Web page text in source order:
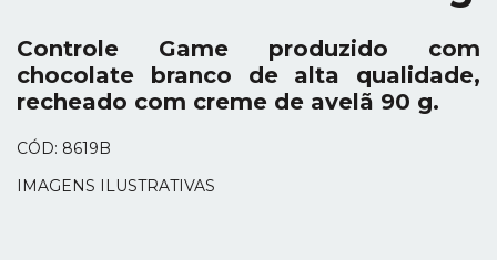
Controle Game produzido com
chocolate branco de alta qualidade,
recheado com creme de avelã 90 g.
CÓD: 8619B
IMAGENS ILUSTRATIVAS